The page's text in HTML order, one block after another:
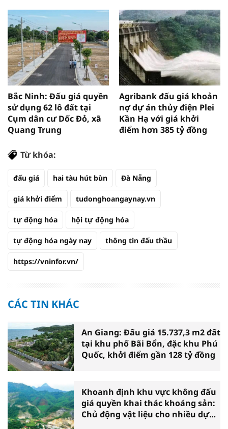
Bắc Ninh: Đấu giá quyền
sử dụng 62 lô đất tại
Cụm dân cư Dốc Đỏ, xã
Quang Trung
Agribank đấu giá khoản
nợ dự án thủy điện Plei
Kần Hạ với giá khởi
điểm hơn 385 tỷ đồng
Từ khóa:
đấu giá hai tàu hút bùn Đà Nẵng
giá khởi điểm tudonghoangaynay.vn
tự động hóa hội tự động hóa
tự động hóa ngày nay thông tin đấu thầu
https://vninfor.vn/
CÁC TIN KHÁC
An Giang: Đấu giá 15.737,3 m2 đất
tại khu phố Bãi Bổn, đặc khu Phú
Quốc, khởi điểm gần 128 tỷ đồng
Khoanh định khu vực không đấu
giá quyền khai thác khoáng sản:
Chủ động vật liệu cho nhiều dự